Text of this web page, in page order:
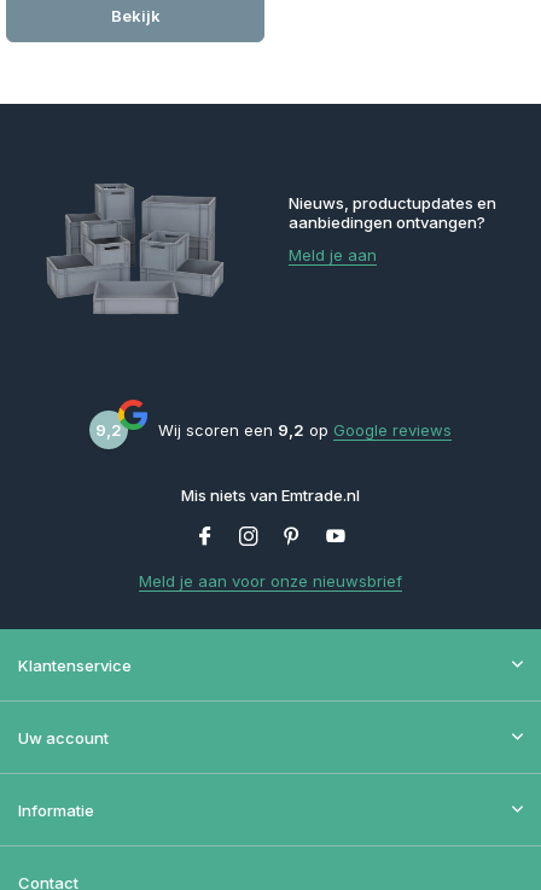
Bekijk
Nieuws, productupdates en
aanbiedingen ontvangen?
Meld je aan
9,2 Wij scoren een 9,2 op Google reviews
Mis niets van Emtrade.nl
Meld je aan voor onze nieuwsbrief
Klantenservice
Uw account
Informatie
Contact